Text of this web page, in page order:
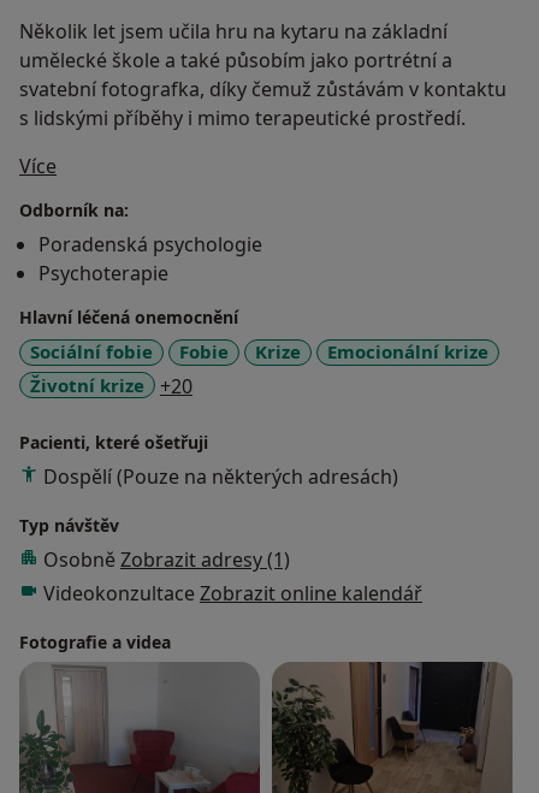
Několik let jsem učila hru na kytaru na základní
umělecké škole a také působím jako portrétní a
svatební fotografka, díky čemuž zůstávám v kontaktu
s lidskými příběhy i mimo terapeutické prostředí.
Více
Odborník na:
Poradenská psychologie
Psychoterapie
Hlavní léčená onemocnění
Sociální fobie Fobie Krize
Emocionální krize
Životní krize
+20a11y_sr_more_diseases
Pacienti, které ošetřuji
Dospělí (Pouze na některých adresách)
Typ návštěv
Osobně Zobrazit adresy (1)
Videokonzultace Zobrazit online kalendář
Fotografie a videa